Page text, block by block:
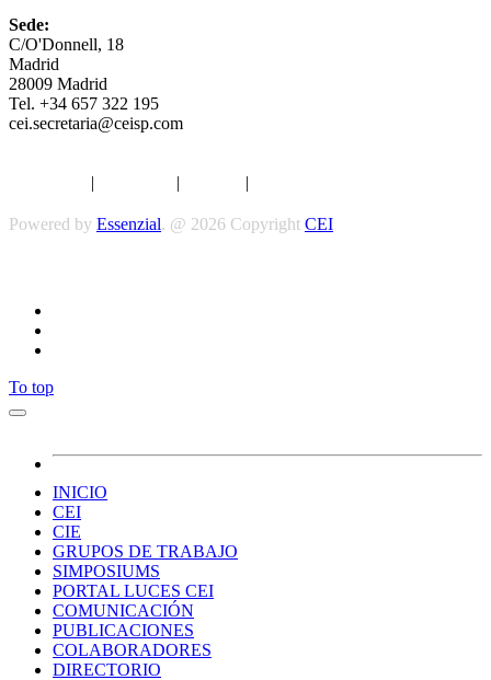
Sede:
C/O'Donnell, 18
Madrid
28009 Madrid
Tel. +34 657 322 195
cei.secretaria@ceisp.com
| | |
Powered by Essenzial. @ 2026 Copyright CEI
To top
INICIO
CEI
CIE
GRUPOS DE TRABAJO
SIMPOSIUMS
PORTAL LUCES CEI
COMUNICACIÓN
PUBLICACIONES
COLABORADORES
DIRECTORIO